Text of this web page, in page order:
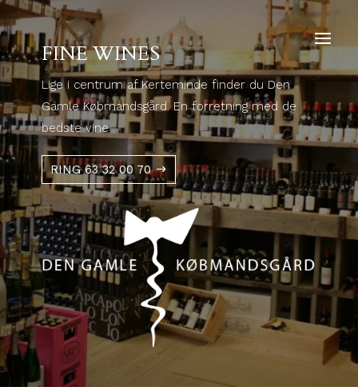
FINE WINES
Lige i centrum af Kerteminde finder du Den
Gamle Købmandsgård. En forretning med de
bedste vine .
RING 63 32 00 70